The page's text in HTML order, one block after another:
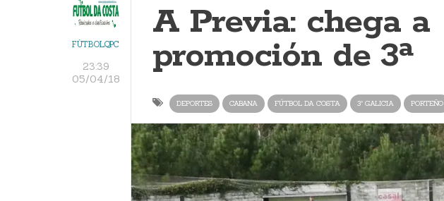
FÚTBOLQPC
23:39
05/04/18
A Previa: chega a
promoción de 3ª
DEPORTES CABANA FÚTBOL DA COSTA 3ª GALICIA PORTEÑO